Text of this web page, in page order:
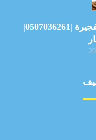
شركة مكافحة الثعابين في الفجيرة |0507036261|